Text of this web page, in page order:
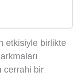
etkisiyle birlikte
cerrahi bir